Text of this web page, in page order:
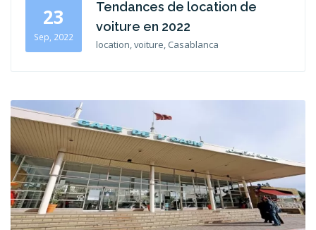
23
Sep, 2022
Tendances de location de
voiture en 2022
location, voiture, Casablanca